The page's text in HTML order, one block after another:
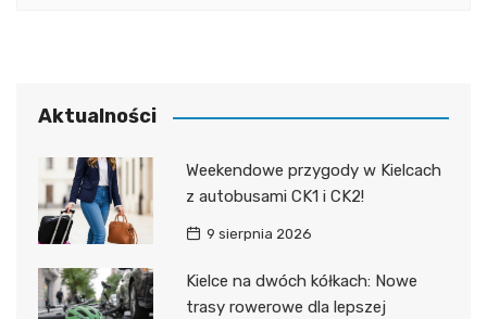
Aktualności
Weekendowe przygody w Kielcach
z autobusami CK1 i CK2!
9 sierpnia 2026
Kielce na dwóch kółkach: Nowe
trasy rowerowe dla lepszej